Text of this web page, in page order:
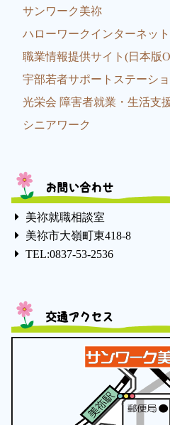
サンワーク美祢
ハローワークインターネッ
職業情報提供サイト(日本版
宇部若者サポートステーシ
光栄会 障害者就業・生活支
シニアワーク
お問い合わせ
美祢就職相談室
美祢市大嶺町東418-8
TEL:0837-53-2536
交通アクセス